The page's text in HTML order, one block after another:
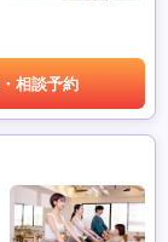
相談予約